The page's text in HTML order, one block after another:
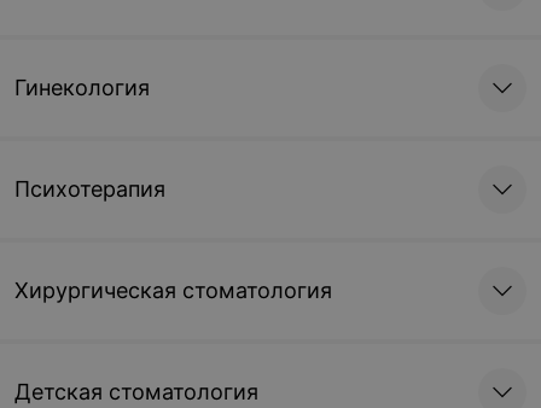
Гинекология
Психотерапия
Хирургическая стоматология
Детская стоматология